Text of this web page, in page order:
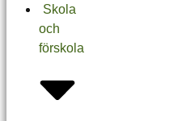
Skola
och
förskola